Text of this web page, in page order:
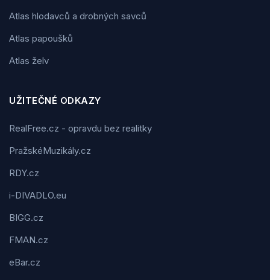
Atlas hlodavců a drobných savců
Atlas papoušků
Atlas želv
UŽITEČNÉ ODKAZY
RealFree.cz - opravdu bez realitky
PražskéMuzikály.cz
RDY.cz
i-DIVADLO.eu
BIGG.cz
FMAN.cz
eBar.cz